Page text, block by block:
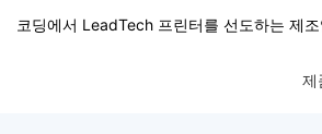
코딩에서 LeadTech 프린터를 선도하는 제
제